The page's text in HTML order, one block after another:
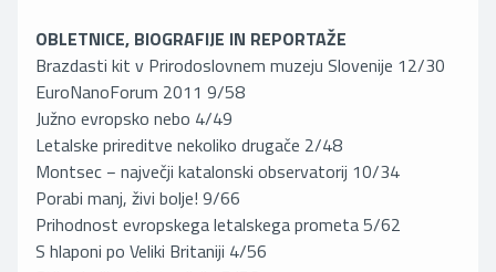
OBLETNICE, BIOGRAFIJE IN REPORTAŽE
Brazdasti kit v Prirodoslovnem muzeju Slovenije 12/30
EuroNanoForum 2011 9/58
Južno evropsko nebo 4/49
Letalske prireditve nekoliko drugače 2/48
Montsec − največji katalonski observatorij 10/34
Porabi manj, živi bolje! 9/66
Prihodnost evropskega letalskega prometa 5/62
S hlaponi po Veliki Britaniji 4/56